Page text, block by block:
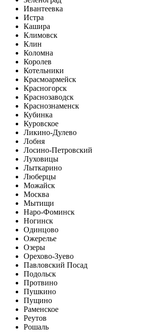
Ивантеевка
Истра
Кашира
Климовск
Клин
Коломна
Королев
Котельники
Красмоармейск
Красногорск
Краснозаводск
Краснознаменск
Кубинка
Куровское
Ликино-Дулево
Лобня
Лосино-Петровский
Луховицы
Лыткарино
Люберцы
Можайск
Москва
Мытищи
Наро-Фоминск
Ногинск
Одинцово
Ожерелье
Озеры
Орехово-Зуево
Павловский Посад
Подольск
Протвино
Пушкино
Пущино
Раменское
Реутов
Рошаль